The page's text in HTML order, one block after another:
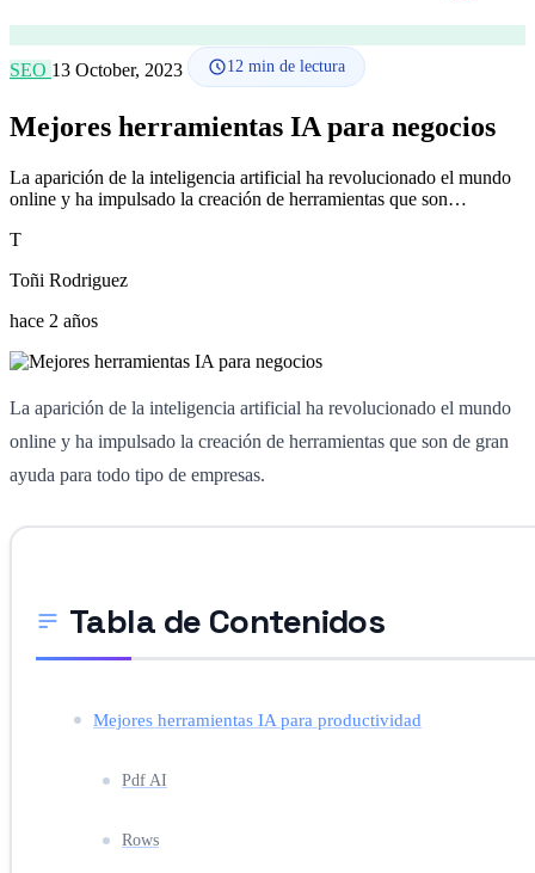
SEO 13 October, 2023 12 min de lectura
Mejores herramientas IA para negocios
La aparición de la inteligencia artificial ha revolucionado el mundo
online y ha impulsado la creación de herramientas que son…
T
Toñi Rodriguez
hace 2 años
La aparición de la inteligencia artificial ha revolucionado el mundo
online y ha impulsado la creación de herramientas que son de gran
ayuda para todo tipo de empresas.
Tabla de Contenidos
Mejores herramientas IA para productividad
Pdf AI
Rows